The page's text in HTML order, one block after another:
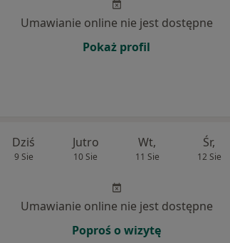
Umawianie online nie jest dostępne
Pokaż profil
Dziś
9 Sie
Jutro
10 Sie
Wt,
11 Sie
Śr,
12 Sie
Umawianie online nie jest dostępne
Poproś o wizytę